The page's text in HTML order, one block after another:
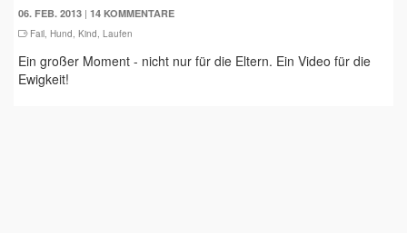
06. FEB. 2013 | 14 KOMMENTARE
Fail, Hund, Kind, Laufen
Ein großer Moment - nicht nur für die Eltern. Ein Video für die
Ewigkeit!